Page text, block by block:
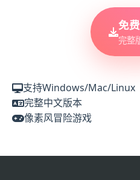
免
完整
支持Windows/Mac/Linux
完整中文版本
像素风冒险游戏